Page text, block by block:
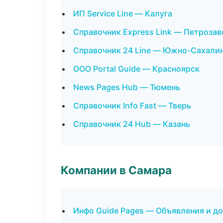
ИП Service Line — Калуга
Справочник Express Link —
Справочник 24 Line — Южно-
ООО Portal Guide — Красноярск
News Pages Hub — Тюмень
Справочник Info Fast — Тверь
Справочник 24 Hub — Казань
Компании в Самара
Инфо Guide Pages — Объявления и